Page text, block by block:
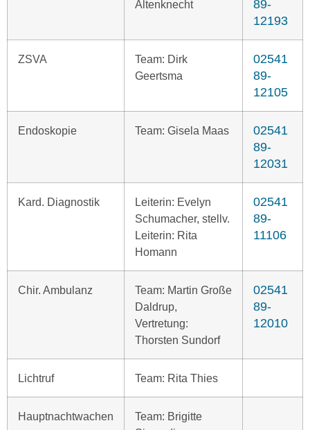
Altenknecht
89-
12193
ZSVA
Team: Dirk
Geertsma
02541
89-
12105
Endoskopie Team: Gisela Maas
02541
89-
12031
Kard. Diagnostik
Leiterin: Evelyn
Schumacher, stellv.
Leiterin: Rita
Homann
02541
89-
11106
Chir. Ambulanz
Team: Martin Große
Daldrup,
Vertretung:
Thorsten Sundorf
02541
89-
12010
Lichtruf Team: Rita Thies
Hauptnachtwachen
Team: Brigitte